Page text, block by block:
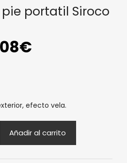
portatil Siroco
€
efecto vela.
Añadir al carrito